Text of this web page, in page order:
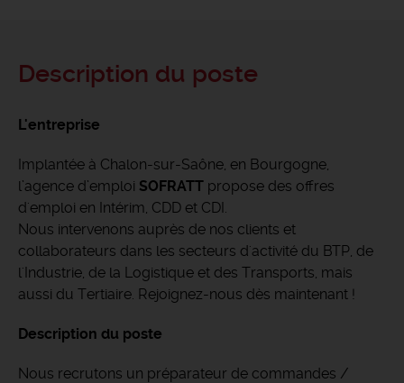
Description du poste
L'entreprise
Implantée à Chalon-sur-Saône, en Bourgogne,
l’agence d’emploi SOFRATT propose des offres
d'emploi en Intérim, CDD et CDI.
Nous intervenons auprès de nos clients et
collaborateurs dans les secteurs d'activité du BTP, de
l'Industrie, de la Logistique et des Transports, mais
aussi du Tertiaire. Rejoignez-nous dès maintenant !
Description du poste
Nous recrutons un préparateur de commandes /